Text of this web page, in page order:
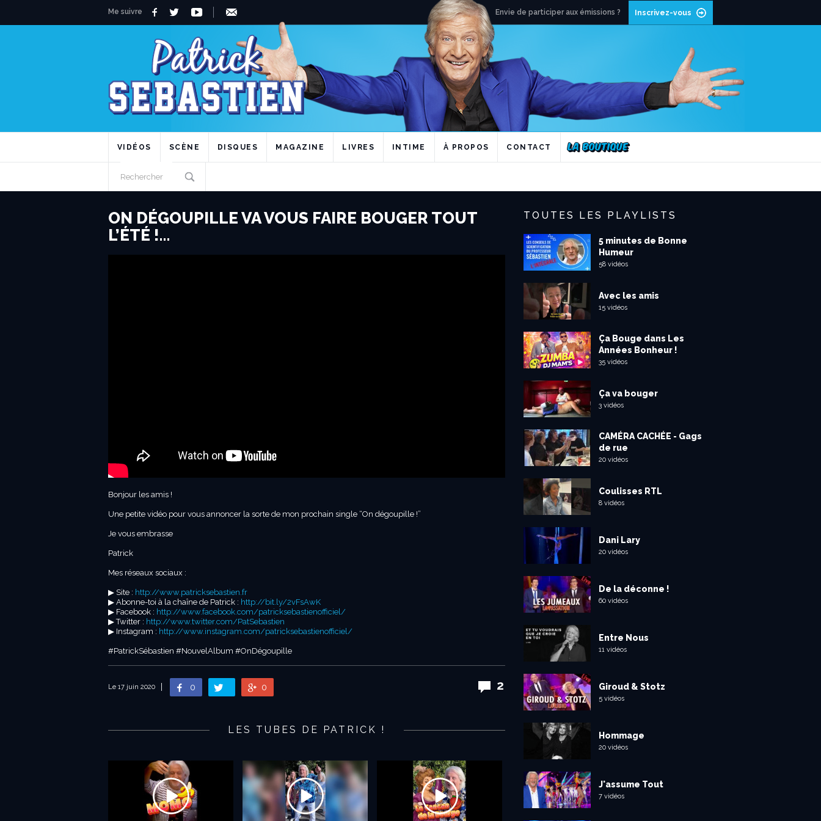
Me suivre Envie de participer aux émissions ? Inscrivez-vous
VIDÉOS SCÈNE DISQUES MAGAZINE LIVRES INTIME À PROPOS CONTACT
ON DÉGOUPILLE VA VOUS FAIRE BOUGER TOUT
L’ÉTÉ !…
Bonjour les amis !
Une petite vidéo pour vous annoncer la sorte de mon prochain single “On dégoupille !”
Je vous embrasse
Patrick
Mes réseaux sociaux :
▶︎ Site : http://www.patricksebastien.fr
▶︎ Abonne-toi à la chaîne de Patrick : http://bit.ly/2vFsAwK
▶︎ Facebook : http://www.facebook.com/patricksebastienofficiel/
▶︎ Twitter : http://www.twitter.com/PatSebastien
▶︎ Instagram : http://www.instagram.com/patricksebastienofficiel/
#PatrickSébastien #NouvelAlbum #OnDégoupille
Le 17 juin 2020 0 0 2
LES TUBES DE PATRICK !
TOUTES LES PLAYLISTS
5 minutes de Bonne
Humeur
58 vidéos
Avec les amis
15 vidéos
Ça Bouge dans Les
Années Bonheur !
35 vidéos
Ça va bouger
3 vidéos
CAMÉRA CACHÉE - Gags
de rue
20 vidéos
Coulisses RTL
8 vidéos
Dani Lary
20 vidéos
De la déconne !
60 vidéos
Entre Nous
11 vidéos
Giroud & Stotz
5 vidéos
Hommage
20 vidéos
J'assume Tout
7 vidéos